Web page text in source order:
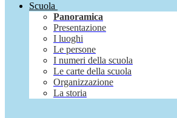
Scuola
Panoramica
Presentazione
I luoghi
Le persone
I numeri della scuola
Le carte della scuola
Organizzazione
La storia